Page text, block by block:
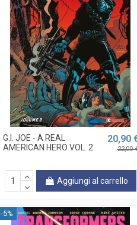
G.I. JOE - A REAL
AMERICAN HERO VOL. 2
20,90
22,00
Aggiungi al carrello
-5%